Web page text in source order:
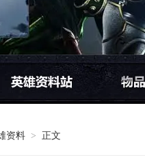
资料 > 正文